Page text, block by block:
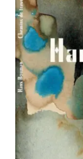
Hans